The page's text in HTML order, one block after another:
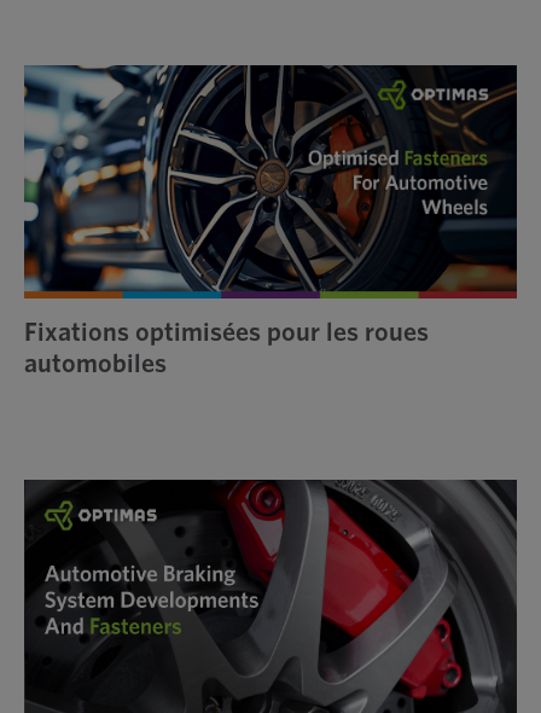
Fixations optimisées pour les roues
automobiles